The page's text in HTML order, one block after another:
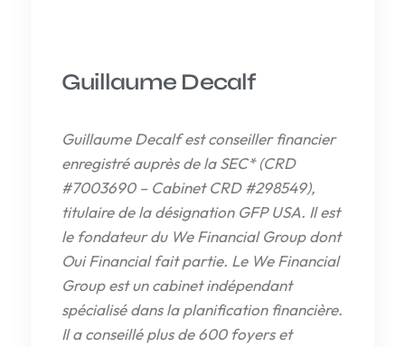
Guillaume Decalf
Guillaume Decalf est conseiller financier
enregistré auprès de la SEC* (CRD
#7003690 – Cabinet CRD #298549),
titulaire de la désignation GFP USA. Il est
le fondateur du We Financial Group dont
Oui Financial fait partie. Le We Financial
Group est un cabinet indépendant
spécialisé dans la planification financière.
Il a conseillé plus de 600 foyers et